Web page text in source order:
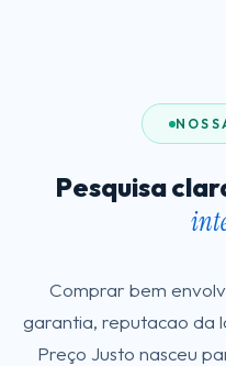
Pesquisa
Comprar bem
garantia, reputacao da
Preço Justo nasceu